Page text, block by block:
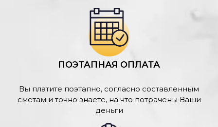
ПОЭТАПНАЯ ОПЛАТА
Вы платите поэтапно, согласно составленным
сметам и точно знаете, на что потрачены Ваши
деньги